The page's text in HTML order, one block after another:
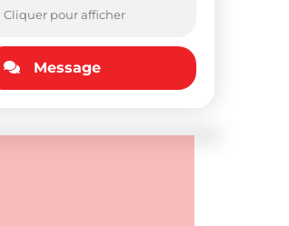
Cliquer pour afficher
Message